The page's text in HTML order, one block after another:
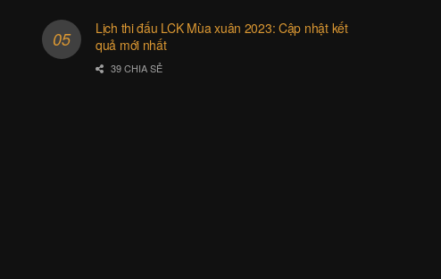
Lịch thi đấu LCK Mùa xuân 2023: Cập nhật kết
quả mới nhất
39 CHIA SẺ